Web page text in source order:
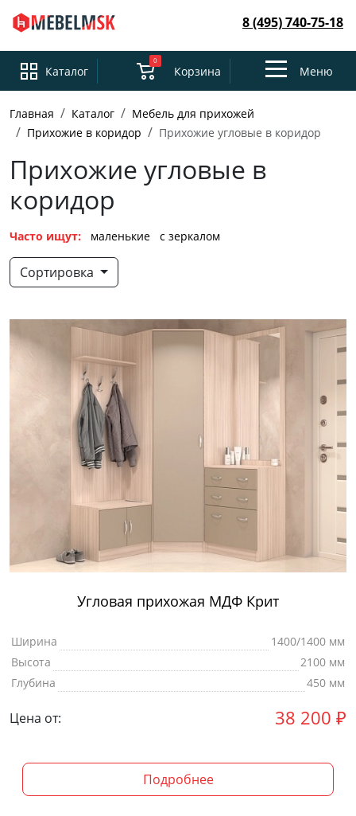
8 (495) 740-75-18
Каталог
0
Корзина
ToggleМеню
Главная Каталог
Мебель для прихожей
Прихожие в коридор
Прихожие угловые в коридор
Прихожие угловые в
коридор
Часто ищут: маленькие с зеркалом
Сортировка
Угловая прихожая МДФ Крит
Ширина
1400/1400 мм
Высота
2100 мм
Глубина
450 мм
Цена от: 38 200 ₽
Подробнее